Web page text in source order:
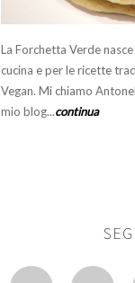
La Forchetta Verde
cucina e per le ricette
Vegan. Mi chiamo
mio blog...continua